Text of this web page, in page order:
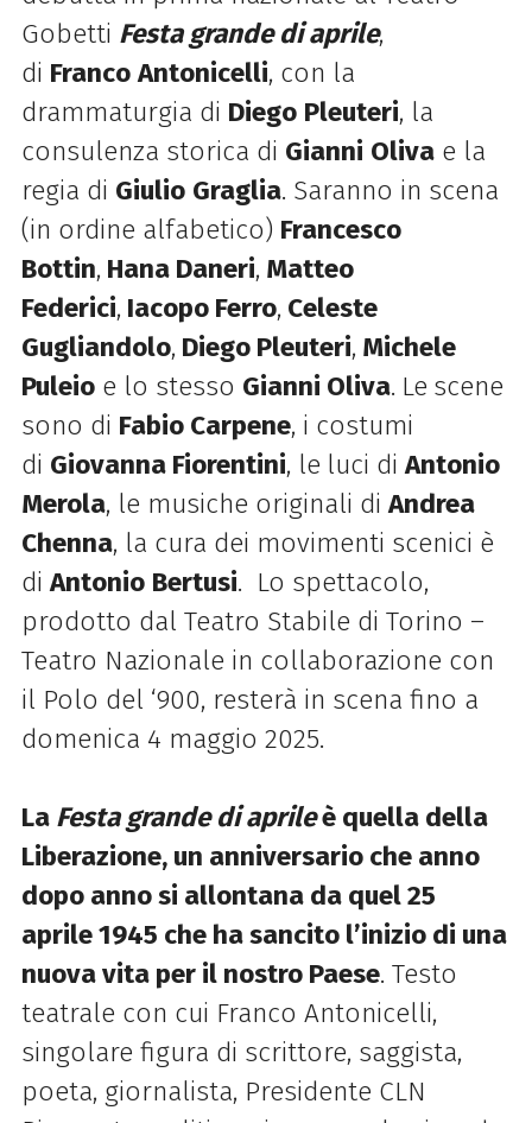
Gobetti Festa grande di aprile,
di Franco Antonicelli, con la
drammaturgia di Diego Pleuteri, la
consulenza storica di Gianni Olivae la
regia di Giulio Graglia. Saranno in scena
(in ordine alfabetico) Francesco
Bottin, Hana Daneri, Matteo
Federici, Iacopo Ferro, Celeste
Gugliandolo, Diego Pleuteri, Michele
Puleioe lo stesso Gianni Oliva. Le scene
sono di Fabio Carpene, i costumi
di Giovanna Fiorentini, le luci di Antonio
Merola, le musiche originali di Andrea
Chenna, la cura dei movimenti scenici è
di Antonio Bertusi. Lo spettacolo,
prodotto dal Teatro Stabile di Torino –
Teatro Nazionale in collaborazione con
il Polo del ‘900, resterà in scena fino a
domenica 4 maggio 2025.
La Festa grandedi aprileè quella della
Liberazione, un anniversario che anno
dopo anno si allontana da quel 25
aprile 1945 che ha sancito l’inizio di una
nuova vita per il nostro Paese. Testo
teatrale con cui Franco Antonicelli,
singolare figura di scrittore, saggista,
poeta, giornalista, Presidente CLN